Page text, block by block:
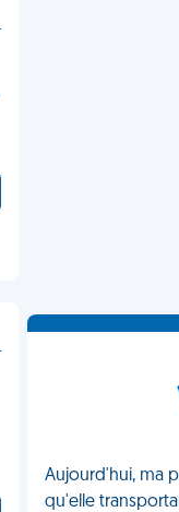
Aujourd'hui, ma
qu'elle